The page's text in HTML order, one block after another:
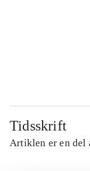
Tidsskrift
Artiklen er en del